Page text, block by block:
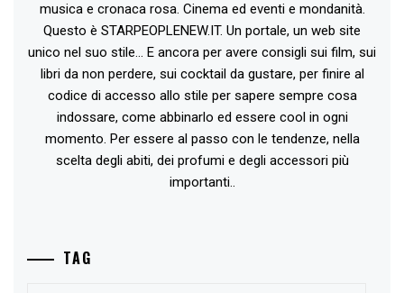
musica e cronaca rosa. Cinema ed eventi e mondanità.
Questo è STARPEOPLENEW.IT. Un portale, un web site
unico nel suo stile... E ancora per avere consigli sui film, sui
libri da non perdere, sui cocktail da gustare, per finire al
codice di accesso allo stile per sapere sempre cosa
indossare, come abbinarlo ed essere cool in ogni
momento. Per essere al passo con le tendenze, nella
scelta degli abiti, dei profumi e degli accessori più
importanti..
TAG